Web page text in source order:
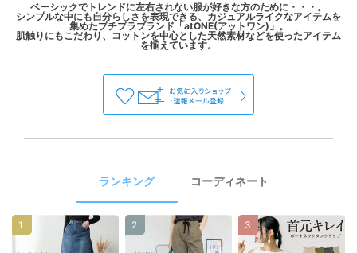
ベーシックでトレンドに左右されない服が好きな方のために・・・。
シンプルな中にも自分らしさを表現できる、カジュアルライクなアイテムを
集めたプチプラブランド「atONE(アットワン)」。
肌触りにもこだわり、コットンを中心とした天然素材などを使ったアイテム
ランキング コーディネート
1 2 3